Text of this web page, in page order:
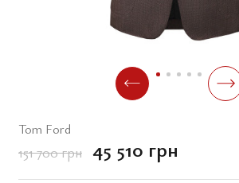
Tom Ford
151 700 грн 45 510 грн